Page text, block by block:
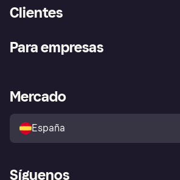
Clientes
Inicio de sesión
Directorio de tiendas
Política de protección al
comprador de Klarna
Reclamaciones
Para empresas
Acceso empresas
Mercado
España
Síguenos